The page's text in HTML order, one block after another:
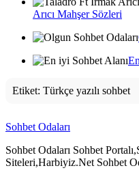
Arıcı Mahşer Sözleri
Etiket: Türkçe yazılı sohbet
Sohbet Odaları
Sohbet Odaları Sohbet
Siteleri,Harbiyiz.Net Sohbet